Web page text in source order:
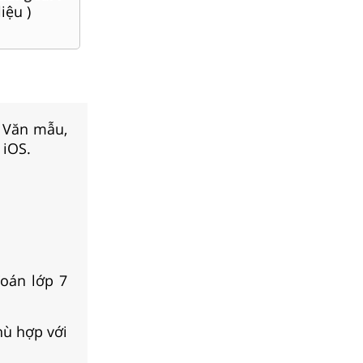
)
mẫu,
lớp 7
hợp với